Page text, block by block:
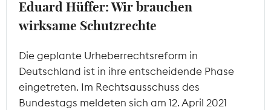
Eduard Hüffer: Wir brauchen
wirksame Schutzrechte
Die geplante Urheberrechtsreform in
Deutschland ist in ihre entscheidende Phase
eingetreten. Im Rechtsausschuss des
Bundestags meldeten sich am 12. April 2021